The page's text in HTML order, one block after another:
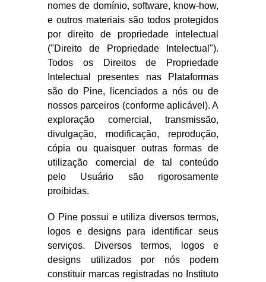
nomes de domínio, software, know-how,
e outros materiais são todos protegidos
por direito de propriedade intelectual
("Direito de Propriedade Intelectual").
Todos os Direitos de Propriedade
Intelectual presentes nas Plataformas
são do Pine, licenciados a nós ou de
nossos parceiros (conforme aplicável). A
exploração comercial, transmissão,
divulgação, modificação, reprodução,
cópia ou quaisquer outras formas de
utilização comercial de tal conteúdo
pelo Usuário são rigorosamente
proibidas.
O Pine possui e utiliza diversos termos,
logos e designs para identificar seus
serviços. Diversos termos, logos e
designs utilizados por nós podem
constituir marcas registradas no Instituto